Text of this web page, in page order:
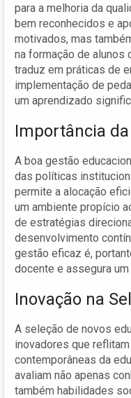
para a melhoria da
bem reconhecidos e
motivados, mas
na formação de
traduz em práticas de
implementação de
um aprendizado
Importância
A boa gestão
das políticas
permite a alocação
um ambiente propício
de estratégias
desenvolvimento
gestão eficaz é,
docente e assegura
Inovação na
A seleção de novos
inovadores que
contemporâneas da
avaliam não apenas
também habilidades